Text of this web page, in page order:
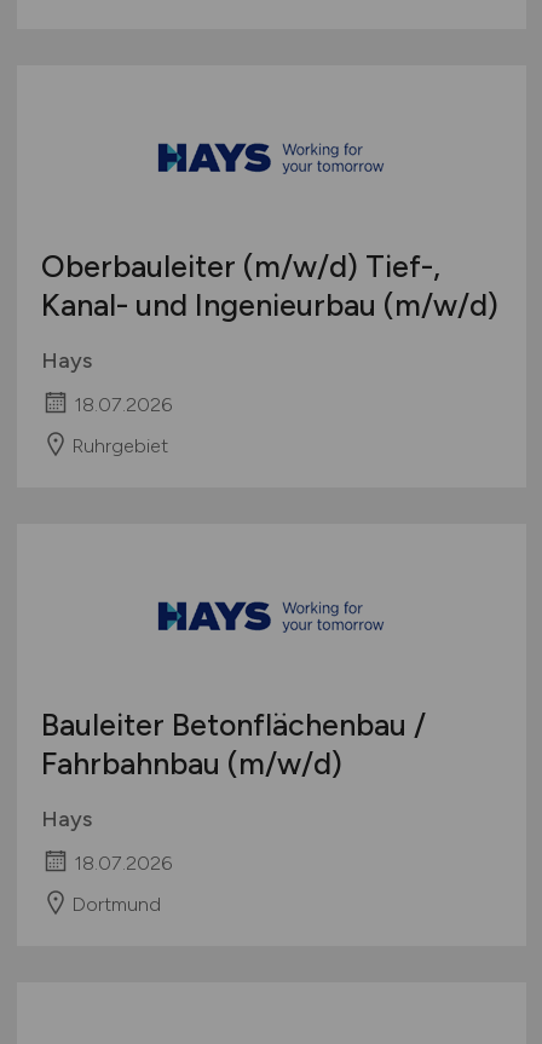
Oberbauleiter (m/w/d) Tief-,
Kanal- und Ingenieurbau (m/w/d)
Hays
18.07.2026
Ruhrgebiet
Bauleiter Betonflächenbau /
Fahrbahnbau (m/w/d)
Hays
18.07.2026
Dortmund